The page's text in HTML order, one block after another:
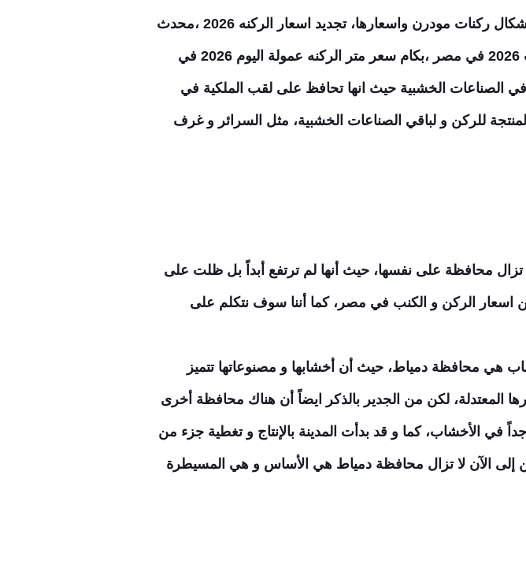
مودرن 2026 اسعارها ،أسعار متر الكنب العمولة في مصر 2024 ،اشكال ركنات مودرن واسعارها، تجديد اسعار الركنه 2026 ،محدث
أسعار دمياط للركنات ،جديد اسعار ركن 2026 ،أجدد اسعار الركنات 2026 في مصر ،بكام سعر متر الركنه عمولة اليوم 2026 في
الصناعات الخشبية حيث انها تحافظ على لقب الملكية في
للركن و لباقي الصناعات الخشبية، مثل السرائر و غرف
تزال محافظة على نفسها، حيث أنها لم ترتفع أبداً بل ظلت على
اسعار الركن و الكنب في مصر، كما أننا سوف نتكلم على
هي محافظة دمياط، حيث أن أخشابها و مصنوعاتها تتميز
المعتدلة، لكن من الجدير بالذكر ايضاً أن هناك محافظة أخرى
في الأخشاب، كما و قد بدأت المدينة بالإنتاج و تغطية جزء من
إلى الآن لا تزال محافظة دمياط هي الأساس و هي المسيطرة